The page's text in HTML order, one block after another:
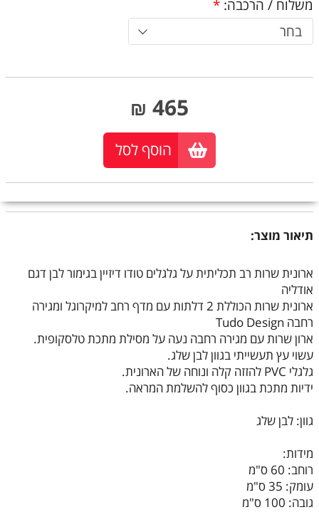
משלוח / הרכבה: *
בחר
465
₪
הוסף לסל
תיאור מוצר:
ארונית שרות רב תכליתית על גלגלים טודו דיזיין בגימור לבן דגם
אודליה
ארונית שרות הכוללת 2 דלתות עם מדף רחב למיקרוגל ומגירה
רחבה Tudo Design
ארון שרות עם מגירה רחבה נעה על מסילת מתכת טלסקופית.
עשוי עץ תעשייתי בגוון לבן שלג.
גלגלי PVC להזזה קלה ונוחה של הארונית.
ידיות מתכת בגוון כסוף להשלמת המראה.
גוון: לבן שלג
מידות:
רוחב: 60 ס"מ
עומק: 35 ס"מ
גובה: 100 ס"מ